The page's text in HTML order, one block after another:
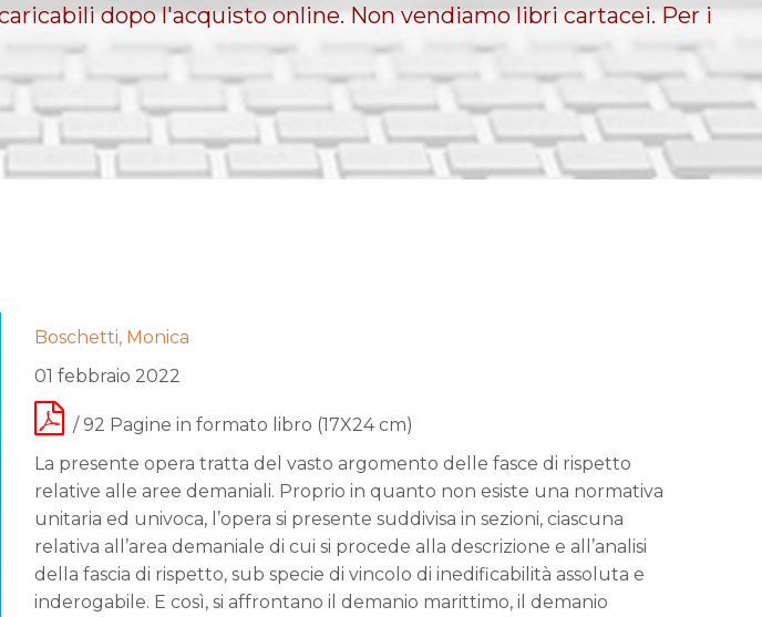
dopo l'acquisto online. Non vendiamo libri cartacei. Per i
Boschetti, Monica
01 febbraio 2022
/ 92 Pagine in formato libro (17X24 cm)
La presente opera tratta del vasto argomento delle fasce di rispetto
relative alle aree demaniali. Proprio in quanto non esiste una normativa
unitaria ed univoca, l’opera si presente suddivisa in sezioni, ciascuna
relativa all’area demaniale di cui si procede alla descrizione e all’analisi
della fascia di rispetto, sub specie di vincolo di inedificabilità assoluta e
inderogabile. E così, si affrontano il demanio marittimo, il demanio